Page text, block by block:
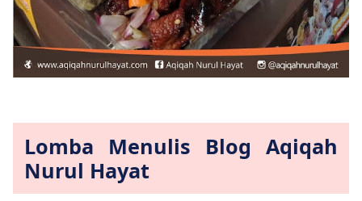
Lomba Menulis Blog Aqiqah
Nurul Hayat